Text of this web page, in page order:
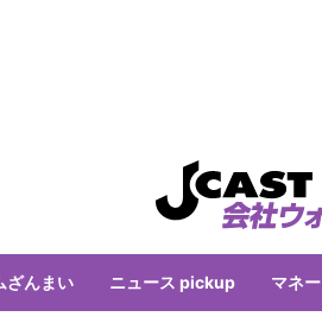
ざんまい ニュース pickup マネー